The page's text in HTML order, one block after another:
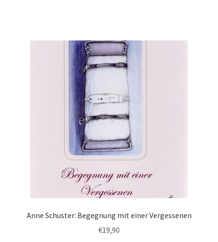
Anne Schuster: Begegnung mit einer Vergessenen
€19,90